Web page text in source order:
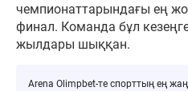
чемпионаттарындағы ең
финал. Команда бұл
жылдары шыққан.
Arena Olimpbet-те спорттың ең